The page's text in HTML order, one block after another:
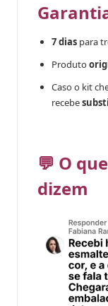
7 dias para
Produto
Caso o kit
recebe
💬 O
dizem